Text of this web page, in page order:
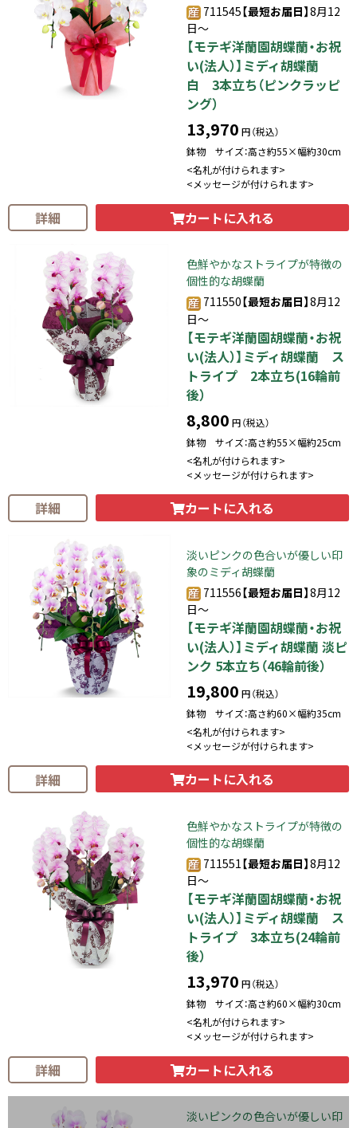
711545【最短お届日】8月12
日～
【モテギ洋蘭園胡蝶蘭・お祝
い(法人）】ミディ胡蝶蘭
白 3本立ち（ピンクラッピ
ング）
13,970 円（税込）
鉢物 サイズ：高さ約55×幅約30cm
<名札が付けられます>
<メッセージが付けられます>
詳細 カートに入れる
色鮮やかなストライプが特徴の
個性的な胡蝶蘭
711550【最短お届日】8月12
日～
【モテギ洋蘭園胡蝶蘭・お祝
い(法人）】ミディ胡蝶蘭 ス
トライプ 2本立ち(16輪前
後）
8,800 円（税込）
鉢物 サイズ：高さ約55×幅約25cm
<名札が付けられます>
<メッセージが付けられます>
詳細 カートに入れる
淡いピンクの色合いが優しい印
象のミディ胡蝶蘭
711556【最短お届日】8月12
日～
【モテギ洋蘭園胡蝶蘭・お祝
い(法人）】ミディ胡蝶蘭 淡ピ
ンク 5本立ち（46輪前後）
19,800 円（税込）
鉢物 サイズ：高さ約60×幅約35cm
<名札が付けられます>
<メッセージが付けられます>
詳細 カートに入れる
色鮮やかなストライプが特徴の
個性的な胡蝶蘭
711551【最短お届日】8月12
日～
【モテギ洋蘭園胡蝶蘭・お祝
い(法人）】ミディ胡蝶蘭 ス
トライプ 3本立ち(24輪前
後）
13,970 円（税込）
鉢物 サイズ：高さ約60×幅約30cm
<名札が付けられます>
<メッセージが付けられます>
詳細 カートに入れる
淡いピンクの色合いが優しい印